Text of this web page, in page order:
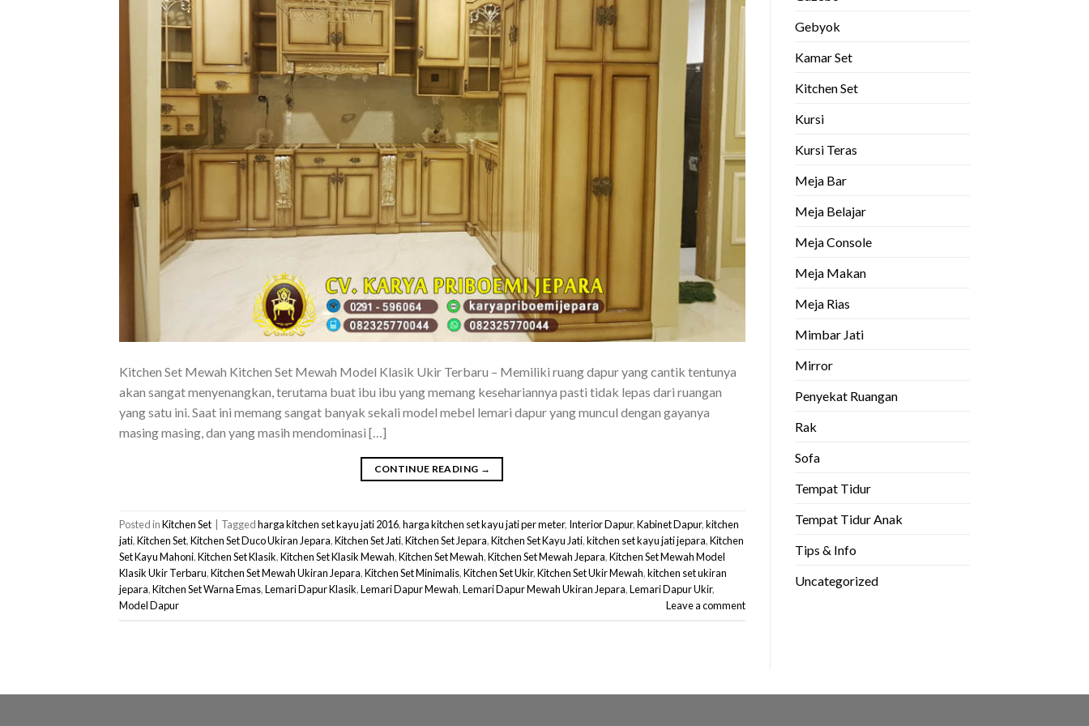
Kitchen Set Mewah Kitchen Set Mewah Model Klasik Ukir Terbaru – Memiliki ruang dapur yang cantik tentunya
akan sangat menyenangkan, terutama buat ibu ibu yang memang kesehariannya pasti tidak lepas dari ruangan
yang satu ini. Saat ini memang sangat banyak sekali model mebel lemari dapur yang muncul dengan gayanya
masing masing, dan yang masih mendominasi […]
CONTINUE READING →
Posted inKitchen Set Taggedharga kitchen set kayu jati 2016,harga kitchen set kayu jati per meter, Interior Dapur,Kabinet Dapur,kitchen
jati,Kitchen Set,Kitchen Set Duco Ukiran Jepara,Kitchen Set Jati,Kitchen Set Jepara,Kitchen Set Kayu Jati,kitchen set kayu jati jepara,Kitchen
Set Kayu Mahoni,Kitchen Set Klasik,Kitchen Set Klasik Mewah,Kitchen Set Mewah,Kitchen Set Mewah Jepara,Kitchen Set Mewah Model
Klasik Ukir Terbaru,Kitchen Set Mewah Ukiran Jepara,Kitchen Set Minimalis,Kitchen Set Ukir,Kitchen Set Ukir Mewah,kitchen set ukiran
jepara,Kitchen Set Warna Emas,Lemari Dapur Klasik,Lemari Dapur Mewah,Lemari Dapur Mewah Ukiran Jepara,Lemari Dapur Ukir,
Model Dapur
Leave a comment
Gebyok
Kamar Set
Kitchen Set
Kursi
Kursi Teras
Meja Bar
Meja Belajar
Meja Console
Meja Makan
Meja Rias
Mimbar Jati
Mirror
Penyekat Ruangan
Rak
Sofa
Tempat Tidur
Tempat Tidur Anak
Tips & Info
Uncategorized